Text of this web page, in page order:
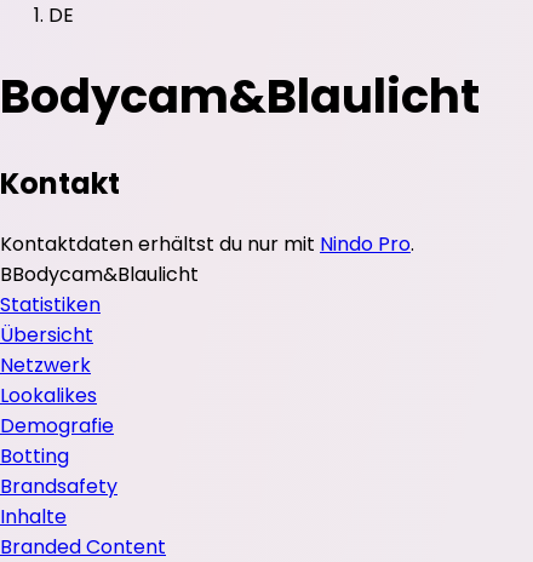
DE
Bodycam&Blaulicht
Kontakt
Kontaktdaten erhältst du nur mit Nindo Pro.
BBodycam&Blaulicht
Statistiken
Übersicht
Netzwerk
Lookalikes
Demografie
Botting
Brandsafety
Inhalte
Branded Content